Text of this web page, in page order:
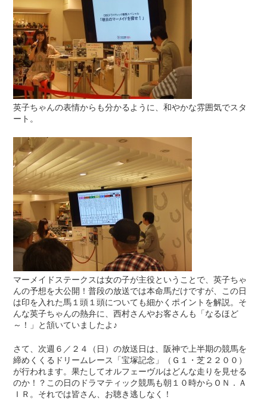
英子ちゃんの表情からも分かるように、和やかな雰囲気でスタ
ート。
マーメイドステークスは女の子が主役ということで、英子ちゃ
んの予想を大公開！普段の放送では本命馬だけですが、この日
は印を入れた馬１頭１頭についても細かくポイントを解説。そ
んな英子ちゃんの熱弁に、西村さんやお客さんも「なるほど
～！」と頷いていましたよ♪
さて、次週６／２４（日）の放送日は、阪神で上半期の競馬を
締めくくるドリームレース「宝塚記念」（Ｇ１・芝２２００）
が行われます。果たしてオルフェーヴルはどんな走りを見せる
のか！？この日のドラマティック競馬も朝１０時からＯＮ．Ａ
ＩＲ。それでは皆さん、お聴き逃しなく！